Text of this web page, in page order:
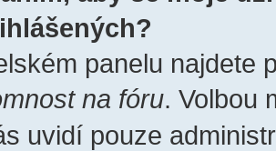
panelu najdete
na fóru. Volbou
uvidí pouze